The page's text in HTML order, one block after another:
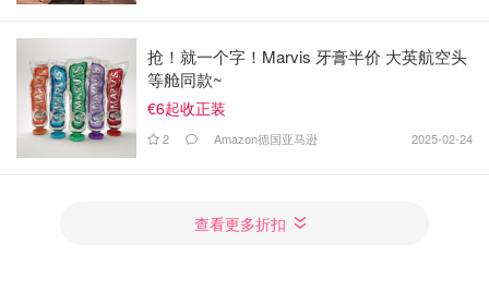
抢！就一个字！Marvis 牙膏半价 大英航空头
等舱同款~
€6起收正装
2 Amazon德国亚马逊 2025-02-24
查看更多折扣